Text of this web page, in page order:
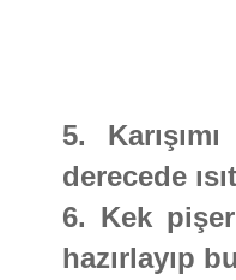
5.
derecede
6. Kek
hazırlayıp